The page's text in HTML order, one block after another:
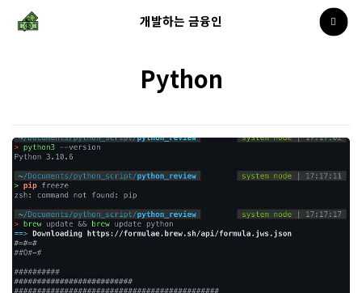
개발하는 금융인
Python